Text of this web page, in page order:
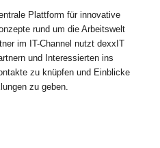
Plattform für innovative
rund um die Arbeitswelt
im IT-Channel nutzt dexxIT
und Interessierten ins
zu knüpfen und Einblicke
zu geben.